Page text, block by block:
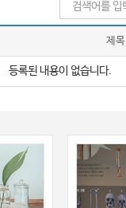
제목
등록된 내용이 없습니다.